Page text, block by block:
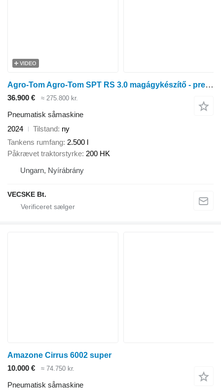
VIDEO
Agro-Tom Agro-Tom SPT RS 3.0 magágykészítő - precíziós pneumatikus vetőgé
36.900 € ≈ 275.800 kr.
Pneumatisk såmaskine
2024
Tilstand ny
Tankens rumfang 2.500 l
Påkrævet traktorstyrke 200 HK
Ungarn, Nyírábrány
VECSKE Bt.
Amazone Cirrus 6002 super
10.000 €
≈ 74.750 kr.
Pneumatisk såmaskine